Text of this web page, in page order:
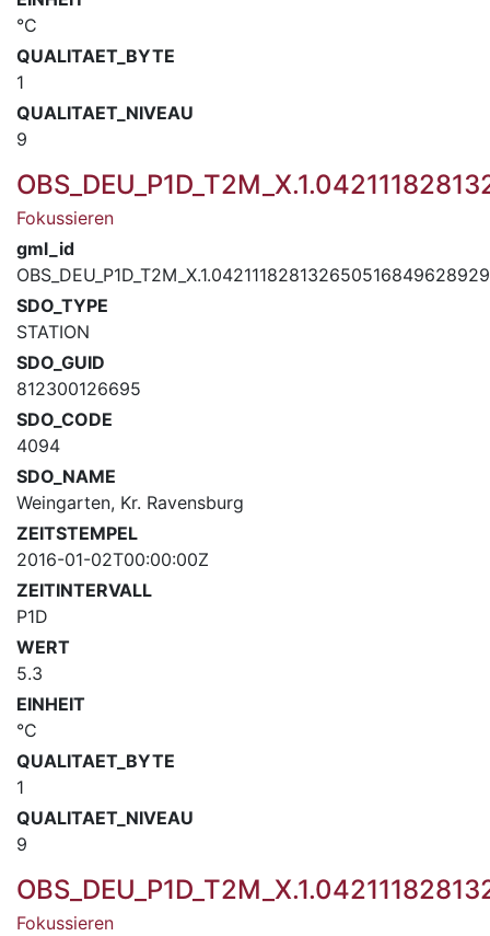
°C
QUALITAET_BYTE
1
QUALITAET_NIVEAU
9
Fokussieren
gml_id
SDO_TYPE
STATION
SDO_GUID
812300126695
SDO_CODE
4094
SDO_NAME
Weingarten, Kr. Ravensburg
ZEITSTEMPEL
2016-01-02T00:00:00Z
ZEITINTERVALL
P1D
WERT
5.3
EINHEIT
°C
QUALITAET_BYTE
1
QUALITAET_NIVEAU
9
Fokussieren